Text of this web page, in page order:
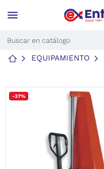
menu
EQUIPAMIENTO
-37%